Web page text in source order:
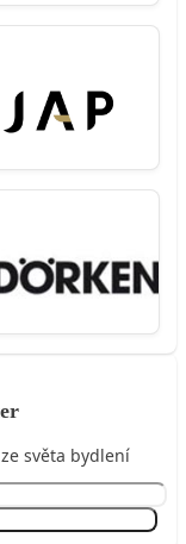
světa bydlení